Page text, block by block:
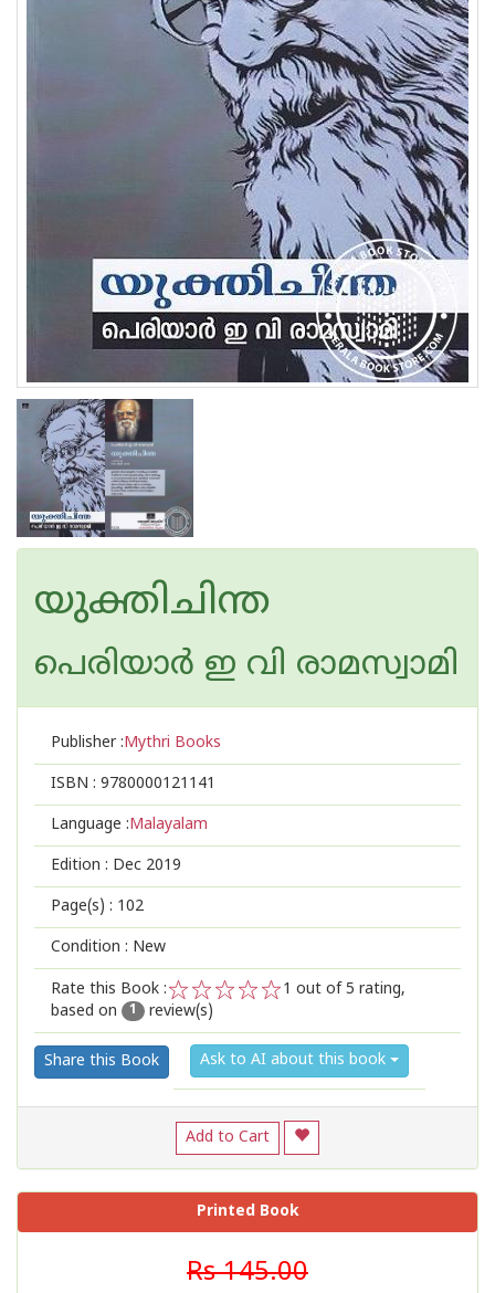
യുക്തിചിന്ത
പെരിയാര്‍ ഇ വി രാമസ്വാമി
Publisher :Mythri Books
ISBN : 9780000121141
Language :Malayalam
Edition : Dec 2019
Page(s) : 102
Condition : New
Rate this Book :
2
1
1 out of 5 rating,
based on
1 review(s)
Share this Book Ask to AI about this book
Add to Cart
Printed Book
Rs 145.00